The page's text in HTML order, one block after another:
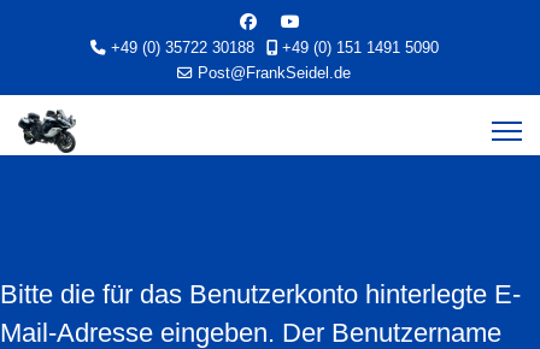
+49 (0) 35722 30188
+49 (0) 151 1491 5090
Post@FrankSeidel.de
Bitte die für das Benutzerkonto hinterlegte E-
Mail-Adresse eingeben. Der Benutzername